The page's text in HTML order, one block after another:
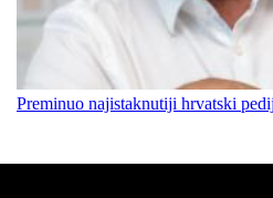
Preminuo najistaknutiji hrvatski